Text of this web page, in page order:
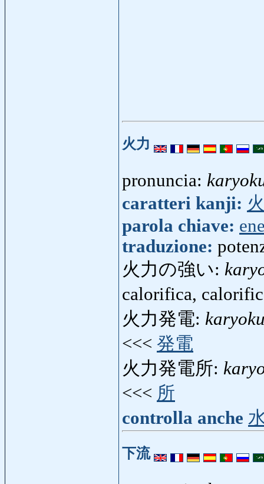
火力
pronuncia:
caratteri kanji:
parola chiave:
traduzione:
火力の強い:
calorifica,
火力発電:
<<< 発電
火力発電所:
<<< 所
controlla anche
下流